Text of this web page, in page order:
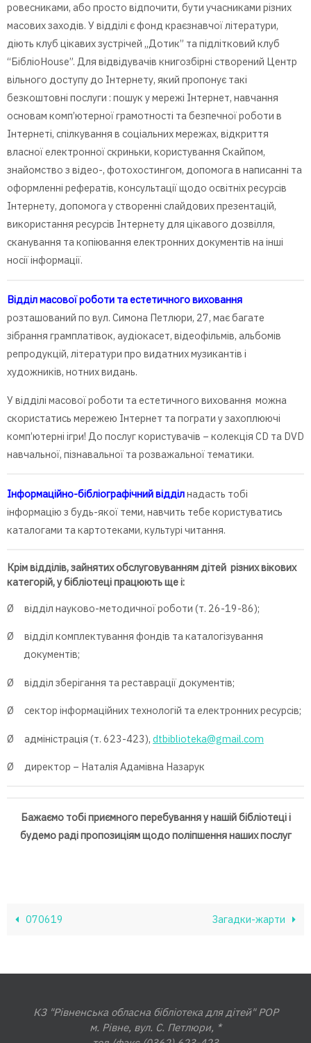
ровесниками, або просто відпочити, бути учасниками різних
масових заходів. У відділі є фонд краєзнавчої літератури,
діють клуб цікавих зустрічей „Дотик” та підлітковий клуб
“БібліоHouse”. Для відвідувачів книгозбірні створений Центр
вільного доступу до Інтернету, який пропонує такі
безкоштовні послуги : пошук у мережі Інтернет, навчання
основам комп’ютерної грамотності та безпечної роботи в
Інтернеті, спілкування в соціальних мережах, відкриття
власної електронної скриньки, користування Скайпом,
знайомство з відео-, фотохостингом, допомога в написанні та
оформленні рефератів, консультації щодо освітніх ресурсів
Інтернету, допомога у створенні слайдових презентацій,
використання ресурсів Інтернету для цікавого дозвілля,
сканування та копіювання електронних документів на інші
носії інформації.
Відділ масової роботи та естетичного виховання
розташований по вул. Симона Петлюри, 27, має багате
зібрання грамплатівок, аудіокасет, відеофільмів, альбомів
репродукцій, літератури про видатних музикантів і
художників, нотних видань.
У відділі масової роботи та естетичного виховання можна
скористатись мережею Інтернет та пограти у захоплюючі
комп’ютерні ігри! До послуг користувачів – колекція СD та DVD
навчальної, пізнавальної та розважальної тематики.
Інформаційно-бібліографічний відділнадасть тобі
інформацію з будь-якої теми, навчить тебе користуватись
каталогами та картотеками, культурі читання.
Крім відділів, зайнятих обслуговуванням дітей різних вікових
категорій, у бібліотеці працюють ще і:
Ø відділ науково-методичної роботи (т. 26-19-86);
Ø відділ комплектування фондів та каталогізування
документів;
Ø відділ зберігання та реставрації документів;
Ø сектор інформаційних технологій та електронних ресурсів;
Ø адміністрація (т. 623-423), dtbiblioteka@gmail.com
Ø директор – Наталія Адамівна Назарук
Бажаємо тобі приємного перебування у нашій бібліотеці і
будемо раді пропозиціям щодо поліпшення наших послуг
070619 Загадки-жарти
КЗ "Рівненська обласна бібліотека для дітей" РОР
м. Рівне, вул. С. Петлюри, *